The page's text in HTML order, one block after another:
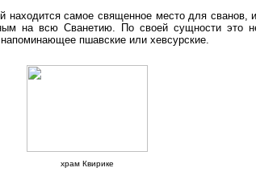
самое священное место для сванов,
на всю Сванетию. По своей сущности это
пшавские или хевсурские.
храм Квирике